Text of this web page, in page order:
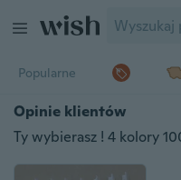
Popularne
Opinie klientów